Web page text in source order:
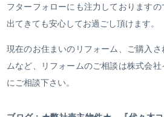
フターフォローにも注力しております
出てきても安心してお過ごし頂けます。
現在のお住まいのリフォーム、ご購入
ムなど、リフォームのご相談は株式会
にご相談下さい。